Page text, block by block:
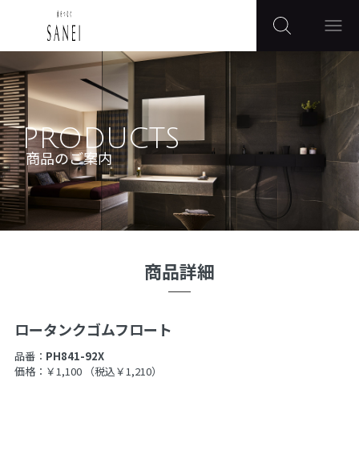
PRODUCTS
商品のご案内
商品詳細
ロータンクゴムフロート
品番： PH841-92X
価格：￥1,100
（税込￥1,210）